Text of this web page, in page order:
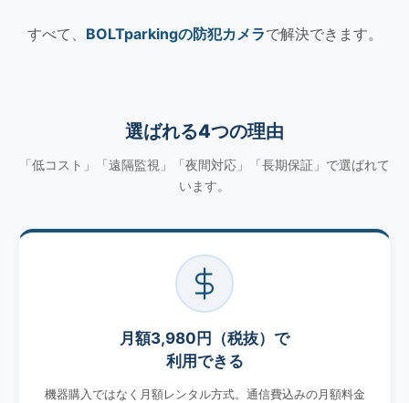
すべて、 BOLTparkingの防犯カメラで解決できます。
選ばれる4つの理由
「低コスト」「遠隔監視」「夜間対応」「長期保証」で選ばれて
います。
月額3,980円（税抜）で
利用できる
機器購入ではなく月額レンタル方式。通信費込みの月額料金